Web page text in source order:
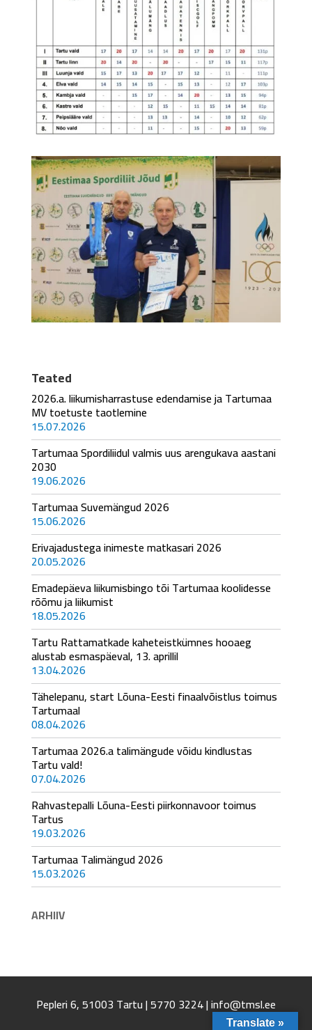
Teated
2026.a. liikumisharrastuse edendamise ja Tartumaa
MV toetuste taotlemine
15.07.2026
Tartumaa Spordiliidul valmis uus arengukava aastani
2030
19.06.2026
Tartumaa Suvemängud 2026
15.06.2026
Erivajadustega inimeste matkasari 2026
20.05.2026
Emadepäeva liikumisbingo tõi Tartumaa koolidesse
rõõmu ja liikumist
18.05.2026
Tartu Rattamatkade kaheteistkümnes hooaeg
alustab esmaspäeval, 13. aprillil
13.04.2026
Tähelepanu, start Lõuna-Eesti finaalvõistlus toimus
Tartumaal
08.04.2026
Tartumaa 2026.a talimängude võidu kindlustas
Tartu vald!
07.04.2026
Rahvastepalli Lõuna-Eesti piirkonnavoor toimus
Tartus
19.03.2026
Tartumaa Talimängud 2026
15.03.2026
ARHIIV
Pepleri 6, 51003 Tartu | 5770 3224 | info@tmsl.ee
Translate »